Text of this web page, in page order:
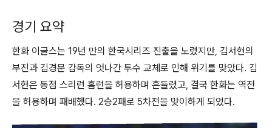
경기 요약
한화 이글스는 19년 만의 한국시리즈 진출을 노렸지만, 김서현의
부진과 김경문 감독의 엇나간 투수 교체로 인해 위기를 맞았다. 김
서현은 동점 스리런 홈런을 허용하며 흔들렸고, 결국 한화는 역전
을 허용하며 패배했다. 2승2패로 5차전을 맞이하게 되었다.